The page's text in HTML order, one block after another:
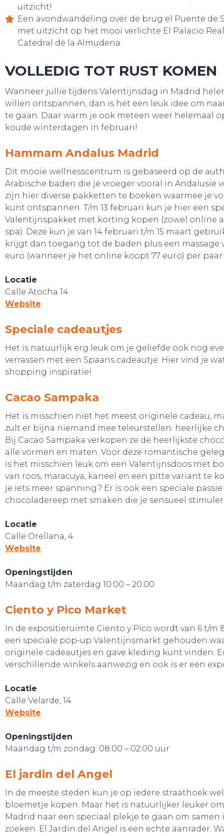
TOURS
WEBSHOP
uitzicht!
Een avondwandeling over de brug el Puente de
met uitzicht op het mooi verlichte El Palacio
Catedral de la Almudena.
VOLLEDIG TOT RUST KOMEN
Wanneer jullie tijdens Valentijnsdag in Madrid
willen ontspannen, dan is het een leuk idee om
te gaan. Daar warm je ook meteen weer helemaal
koude winterdagen in februari!
Hammam Andalus Madrid
Dit mooie wellnesscentrum is gebaseerd op de
Arabische baden die je vroeger vooral in Andalusië
zijn hier diverse pakketten te boeken waarmee je
kunt ontspannen. T/m 13 februari kun je hier een
Valentijnspakket met korting kopen (zowel online
spa). Deze kun je van 14 februari t/m 15 maart
krijgt dan toegang tot de baden plus een massage
euro (wanneer je het online koopt 77 euro) per paar.
Locatie
Calle Atocha 14
Website
Speciale cadeautjes
Het is natuurlijk erg leuk om je geliefde ook nog
verrassen met een Spaans cadeautje. Hier vind je
shopping inspiratie!
Cacao Sampaka
Het is misschien niet het meest originele cadeau,
zult er bijna niemand mee teleurstellen: heerlijke
Bij Cacao Sampaka verkopen ze de heerlijkste
alle vormen en maten. Voor deze romantische
is het misschien leuk om een Valentijnsdoos met
van roos, maracuya, kaneel en een pitte variant te
je iets meer spanning? Er is ook een speciale passie
chocoladereep met smaken die je sensueel
Locatie
Calle Orellana, 4
Website
Openingstijden
Maandag t/m zaterdag 10:00 – 20:00
Ciento y Pico Market
In de expositieruimte Ciento y Pico wordt van 6 t/m
een speciale pop-up Valentijnsmarkt gehouden
originele cadeautjes en gave kleding kunt vinden.
verschillende winkels aanwezig en ook is er een
Locatie
Calle Velarde, 14
Website
Openingstijden
Maandag t/m zondag: 08:00 – 02:00 uur
El jardin del Angel
In de meeste steden kun je op iedere straathoek
bloemetje kopen. Maar het is natuurlijker leuker
Madrid naar een speciaal plekje te gaan om samen
zoeken. El Jardin del Angel is een echte aanrader.